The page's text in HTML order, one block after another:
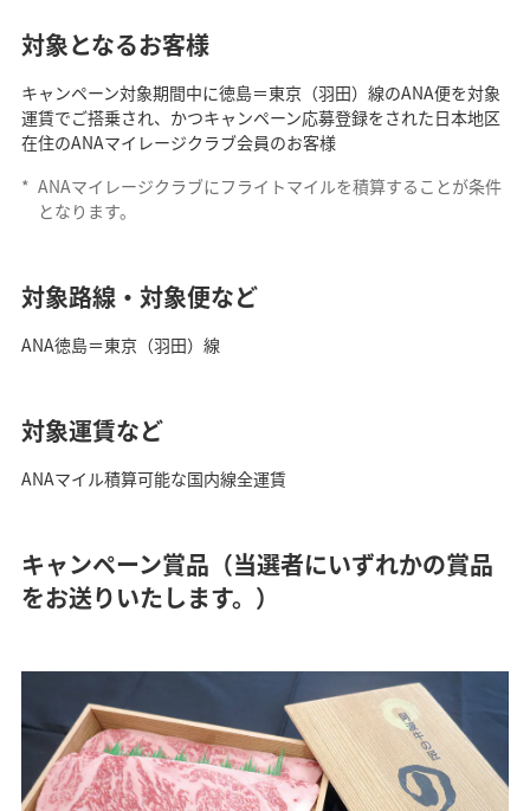
対象となるお客様
キャンペーン対象期間中に徳島＝東京（羽田）線のANA便を対象
運賃でご搭乗され、かつキャンペーン応募登録をされた日本地区
在住のANAマイレージクラブ会員のお客様
* ANAマイレージクラブにフライトマイルを積算することが条件
となります。
対象路線・対象便など
ANA徳島＝東京（羽田）線
対象運賃など
ANAマイル積算可能な国内線全運賃
キャンペーン賞品（当選者にいずれかの賞品
をお送りいたします。）